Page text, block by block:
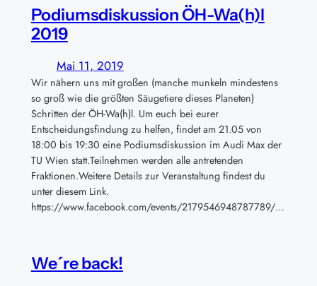
Podiumsdiskussion ÖH-Wa(h)l
2019
Mai 11, 2019
Wir nähern uns mit großen (manche munkeln mindestens
so groß wie die größten Säugetiere dieses Planeten)
Schritten der ÖH-Wa(h)l. Um euch bei eurer
Entscheidungsfindung zu helfen, findet am 21.05 von
18:00 bis 19:30 eine Podiumsdiskussion im Audi Max der
TU Wien statt.Teilnehmen werden alle antretenden
Fraktionen.Weitere Details zur Veranstaltung findest du
unter diesem Link.
https://www.facebook.com/events/2179546948787789/…
We´re back!